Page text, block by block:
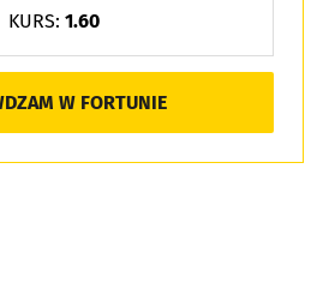
KURS: 1.60
W FORTUNIE